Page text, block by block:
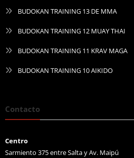
BUDOKAN TRAINING 13 DE MMA
BUDOKAN TRAINING 12 MUAY THAI
BUDOKAN TRAINING 11 KRAV MAGA
BUDOKAN TRAINING 10 AIKIDO
Contacto
Centro
Sarmiento 375 entre Salta y Av. Maipú